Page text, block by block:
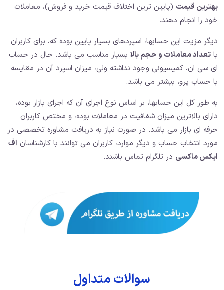
بهترین قیمت (پایین ترین اختلاف قیمت خرید و فروش)، معاملات
خود را انجام دهند.
دیگر مزیت این حسابها، اسپردهای بسیار پایین بوده که، برای کاربران
با تعداد معاملات و حجم بالا بسیار مناسب می باشد. حال در حساب
ای سی ان، کمیسیونی وجود نداشته ولی، میزان اسپرد آن در مقایسه
با حساب پرو‌، بیشتر می باشد.
به طور کل این حسابها، بر اساس نوع اجرای آن که اجرای بازار بوده،
دارای بالاترین میزان شفافیت در معاملات بوده، و مختص کاربران
حرفه ای بازار می باشد. در صورت نیاز به دریافت مشاوره تخصصی در
مورد انتخاب حساب و دیگر موارد، کاربران می توانند با کارشناسان اف
ایکس ماکسی در تلگرام تماس باشند.
سوالات متداول